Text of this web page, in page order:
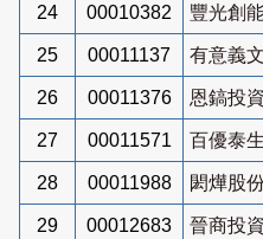
24 00010382 豐光創
25 00011137 有意義
26 00011376 恩鎬投
27 00011571 百優泰
28 00011988 閎燁股
29 00012683 晉商投